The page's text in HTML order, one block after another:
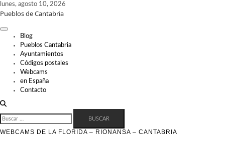
Skip
to
lunes, agosto 10, 2026
Pueblos de Cantabria
Blog
Pueblos Cantabria
Ayuntamientos
Códigos postales
Webcams
en España
Contacto
BUSCAR:
WEBCAMS DE LA FLORIDA – RIONANSA – CANTABRIA